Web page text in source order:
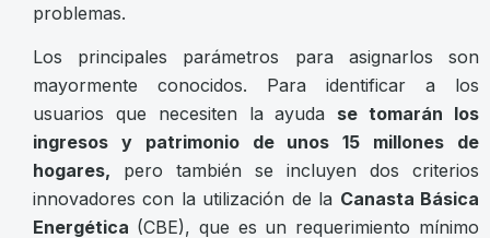
problemas.
Los principales parámetros para asignarlos son
mayormente conocidos. Para identificar a los
usuarios que necesiten la ayuda
se tomarán los
ingresos y patrimonio de unos 15 millones de
hogares,
pero también se incluyen dos criterios
innovadores con la utilización de la Canasta Básica
Energética (CBE), que es un requerimiento mínimo